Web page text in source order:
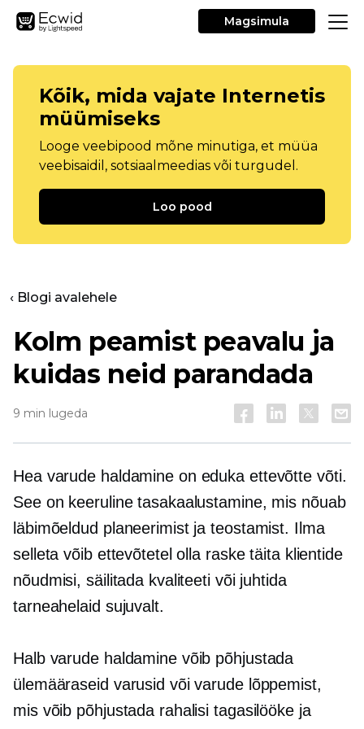
Magsimula
Kõik, mida vajate Internetis
müümiseks
Looge veebipood mõne minutiga, et müüa
veebisaidil, sotsiaalmeedias või turgudel.
Loo pood
‹ Blogi avalehele
Kolm peamist peavalu ja
kuidas neid parandada
9 min lugeda
Hea varude haldamine on eduka ettevõtte võti.
See on keeruline tasakaalustamine, mis nõuab
läbimõeldud planeerimist ja teostamist. Ilma
selleta võib ettevõtetel olla raske täita klientide
nõudmisi, säilitada kvaliteeti või juhtida
tarneahelaid sujuvalt.
Halb varude haldamine võib põhjustada
ülemääraseid varusid või varude lõppemist,
mis võib põhjustada rahalisi tagasilööke ja